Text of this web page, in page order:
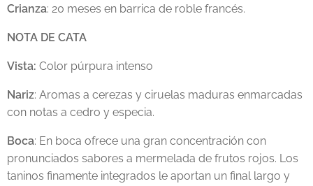
Crianza: 20 meses en barrica de roble francés.
NOTA DE CATA
Vista: Color púrpura intenso
Nariz: Aromas a cerezas y ciruelas maduras enmarcadas
con notas a cedro y especia.
Boca: En boca ofrece una gran concentración con
pronunciados sabores a mermelada de frutos rojos. Los
taninos finamente integrados le aportan un final largo y